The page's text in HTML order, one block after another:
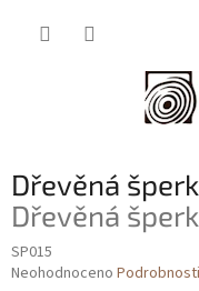
Dřevěná
Dřevěná
SP015
Průměrné
Neohodnoceno